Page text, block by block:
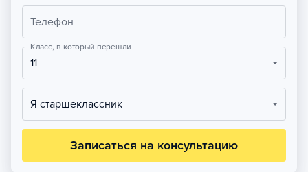
Телефон
Класс, в который перешли
11
Я старшеклассник
Записаться на консультацию